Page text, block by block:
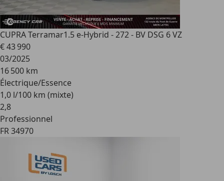
CUPRA Terramar1.5 e-Hybrid - 272 - BV DSG 6 VZ
€ 43 990
03/2025
16 500 km
Électrique/Essence
1,0 l/100 km (mixte)
2,8
Professionnel
FR 34970